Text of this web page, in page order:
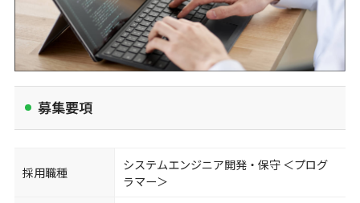
募集要項
採用職種
システムエンジニア開発・保守 ＜プログ
ラマー＞